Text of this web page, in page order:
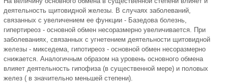
деятельность щитовидной железы. В случаях заболеваний,
связанных с увеличением ее функции - Базедова болезнь,
гипертиреоз - основной обмен несоразмерно увеличивается. При
заболеваниях, связанных с угнетением деятельности щитовидной
железы - микседема, гипотиреоз - основной обмен несоразмерно
снижается. Аналогичным образом на уровень основного обмена
влияет деятельность гипофиза (в существенной мере) и половых
желез ( в значительно меньшей степени).